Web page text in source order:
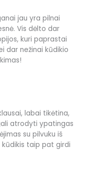
jau yra pilnai
Vis dėlto dar
kuri paprastai
dar nežinai kūdikio
labai tikėtina,
atrodyti ypatingas
su pilvuku iš
taip pat girdi